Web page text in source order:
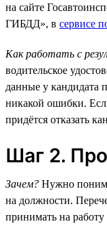
на сайте
ГИБДД», в сервисе
Как работать с
водительское
данные у кандидата
никакой ошибки.
придётся отказать
Шаг 2.
Зачем? Нужно
на должности.
принимать на